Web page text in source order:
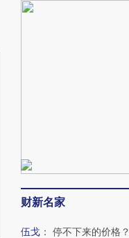
财新名家
伍戈 ： 停不下来的价格？